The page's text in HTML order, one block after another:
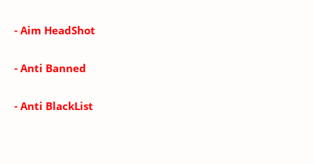
- Aim HeadShot
- Anti Banned
- Anti BlackList